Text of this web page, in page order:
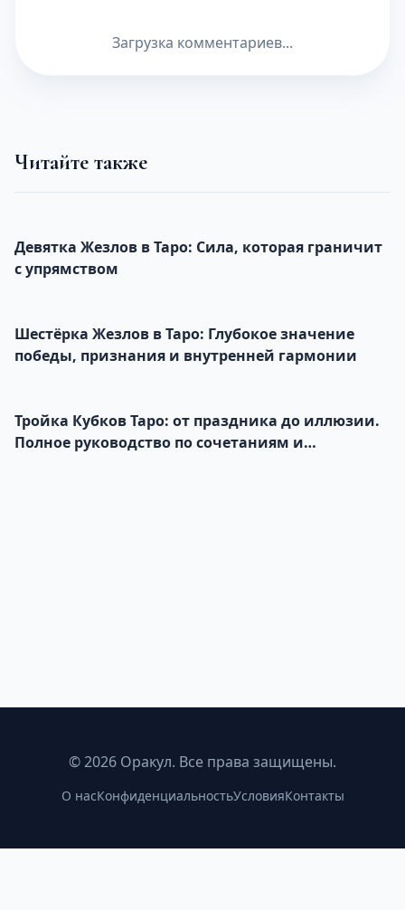
Загрузка комментариев...
Читайте также
Девятка Жезлов в Таро: Сила, которая граничит
с упрямством
Шестёрка Жезлов в Таро: Глубокое значение
победы, признания и внутренней гармонии
Тройка Кубков Таро: от праздника до иллюзии.
Полное руководство по сочетаниям и
©2026 Оракул. Все права защищены.
О насКонфиденциальностьУсловияКонтакты